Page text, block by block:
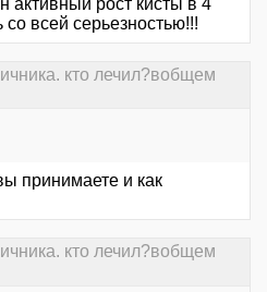
со всей серьезностью!!!
кто лечил?вобщем
принимаете и как
кто лечил?вобщем